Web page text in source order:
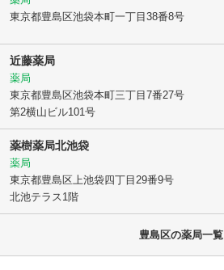
東京都豊島区池袋本町一丁目38番8号
近藤薬局
薬局
東京都豊島区池袋本町三丁目7番27号
第2横山ビル101号
薬樹薬局北池袋
薬局
東京都豊島区 上池袋四丁目29番9号
北池テラス1階
豊島区の薬局一覧